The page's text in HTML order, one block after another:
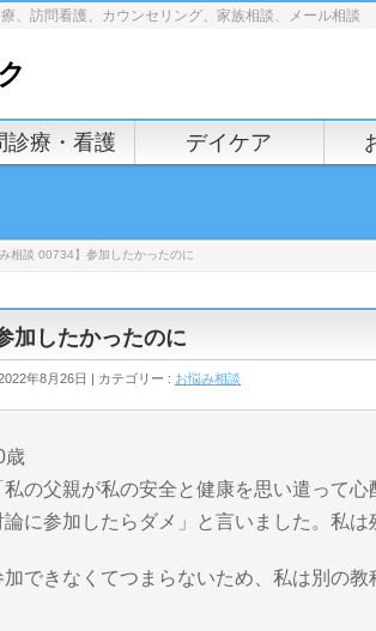
、訪問看護、カウンセリング、家族相談、メール相談
診療・看護 デイケア
み相談 00734】参加したかったのに
加したかったのに
年8月26日 カテゴリー : お悩み相談
歳
の父親が私の安全と健康を思い遣って心
に参加したらダメ」と言いました。私は
できなくてつまらないため、私は別の教